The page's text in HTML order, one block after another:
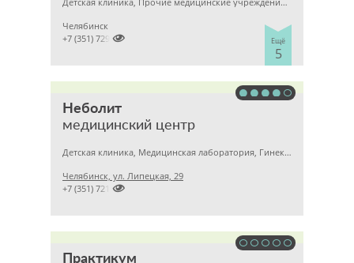
Ещё
5
Челябинск

+7 (351) 7298929
Неболит
медицинский центр
Детская клиника, Медицинская лаборатория, Гинекология
Челябинск, ул. Липецкая, 29

+7 (351) 7212891
Практикум